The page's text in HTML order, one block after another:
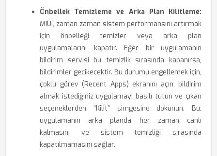
Önbellek Temizleme ve Arka Plan Kilitleme:
MIUI, zaman zaman sistem performansını artırmak
için önbelleği temizler veya arka plan
uygulamalarını kapatır. Eğer bir uygulamanın
bildirim servisi bu temizlik sırasında kapanırsa,
bildirimler gecikecektir. Bu durumu engellemek için,
çoklu görev (Recent Apps) ekranını açın, bildirim
almak istediğiniz uygulamayı basılı tutun ve çıkan
seçeneklerden “Kilit” simgesine dokunun. Bu,
uygulamanın arka planda her zaman canlı
kalmasını ve sistem temizliği sırasında
kapatılmamasını sağlar.